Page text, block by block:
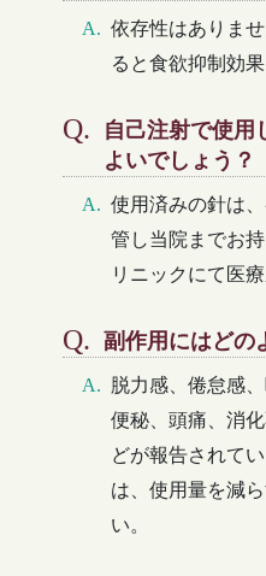
依存性はありま
ると食欲抑制効
自己注射で使用
よいでしょう？
使用済みの針は
管し当院までお
リニックにて医
副作用にはどの
脱力感、倦怠感
便秘、頭痛、消
どが報告されて
は、使用量を減
い。